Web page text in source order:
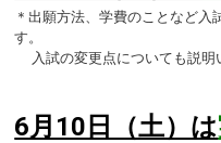
＊出願方法、学費のことなど入
す。
入試の変更点についても説明
6月10日（土）は